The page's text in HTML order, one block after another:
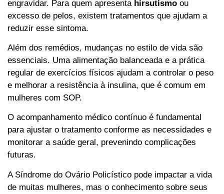
engravidar. Para quem apresenta hirsutismo ou
excesso de pelos, existem tratamentos que ajudam a
reduzir esse sintoma.
Além dos remédios, mudanças no estilo de vida são
essenciais. Uma alimentação balanceada e a prática
regular de exercícios físicos ajudam a controlar o peso
e melhorar a resistência à insulina, que é comum em
mulheres com SOP.
O acompanhamento médico contínuo é fundamental
para ajustar o tratamento conforme as necessidades e
monitorar a saúde geral, prevenindo complicações
futuras.
A Síndrome do Ovário Policístico pode impactar a vida
de muitas mulheres, mas o conhecimento sobre seus